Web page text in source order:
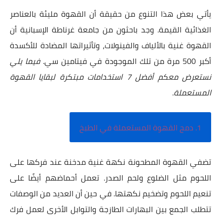
يأتي بعض هذا التنوع من حقيقة أن القهوة مليئة بالعناصر
الغذائية القيمة. وجد باحثون من جامعة غرناطة الإسبانية أن
القهوة غنية بالألياف والفينولات، وتأثيراتها المضادة للأكسدة
أكبر 500 مرة من تلك الموجودة في فيتامين سي.
فيما يلي
نستعرض معكم أفضل 7 استخدامات مبتكرة لبقايا القهوة
المستعملة.
1. دمج القهوة المستعملة في الطبخ
تضفي القهوة المطحونة نكهة غنية مدخنة عند فركها على
اللحوم مثل الضلوع ولحم الصدر. تعمل أحماضهم أيضًا على
تنعيم اللحوم وتضخيم نكهتها. في حين أن العديد من الوصفات
تتطلب الجمع بين البهارات الطازجة والتوابل الأخرى لعمل فرك